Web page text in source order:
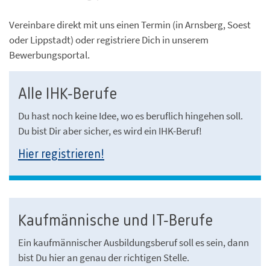
Vereinbare direkt mit uns einen Termin (in Arnsberg, Soest
oder Lippstadt) oder registriere Dich in unserem
Bewerbungsportal.
Alle IHK-Berufe
Du hast noch keine Idee, wo es beruflich hingehen soll.
Du bist Dir aber sicher, es wird ein IHK-Beruf!
Hier registrieren!
Kaufmännische und IT-Berufe
Ein kaufmännischer Ausbildungsberuf soll es sein, dann
bist Du hier an genau der richtigen Stelle.